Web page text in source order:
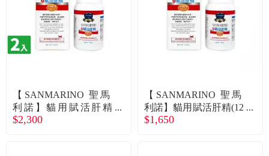
【SANMARINO 聖馬
利諾】貓用賦活肝精
（120ml/瓶）X2入組
$2,300
【SANMARINO 聖馬
利諾】貓用賦活肝精(12
0ml/瓶)（廠商直送）
$1,650